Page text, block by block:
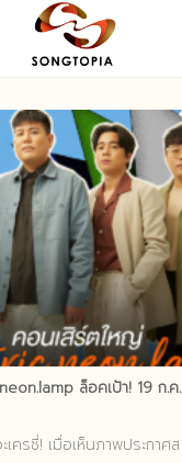
ล็อคเป้า! 19 ก
ครซี่! เมื่อเห็นภาพประกาศส